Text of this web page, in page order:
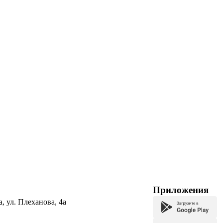
ул. Плеханова, 4а
Приложения